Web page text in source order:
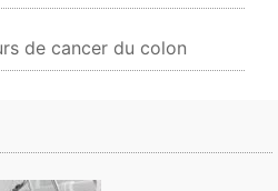
de cancer du colon